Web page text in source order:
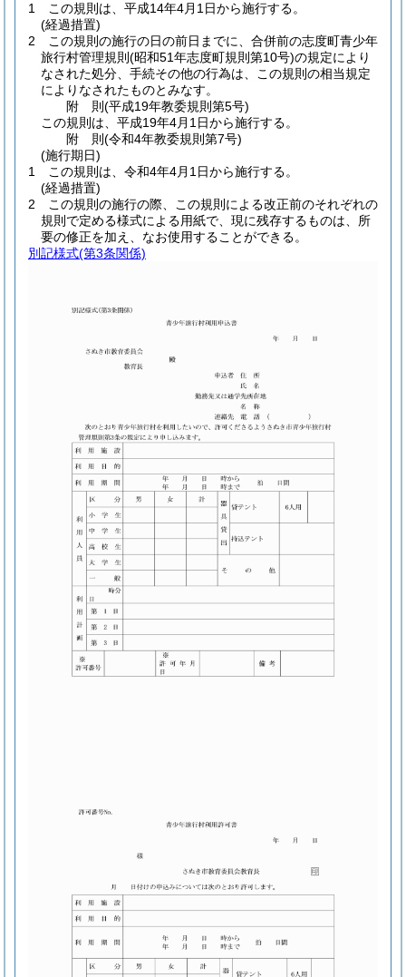
1
この規則は、平成14年4月1日から施行する。
(経過措置)
2
この規則の施行の日の前日までに、合併前の志度町青少年
旅行村管理規則 (昭和51年志度町規則第10号)の規定により
なされた処分、手続その他の行為は、この規則の相当規定
によりなされたものとみなす。
附 則(平成19年教委規則第5号)
この規則は、平成19年4月1日から施行する。
附 則(令和4年教委規則第7号)
(施行期日)
1
この規則は、令和4年4月1日から施行する。
(経過措置)
2
この規則の施行の際、この規則による改正前のそれぞれの
規則で定める様式による用紙で、現に残存するものは、所
要の修正を加え、なお使用することができる。
別記様式(第3条関係)